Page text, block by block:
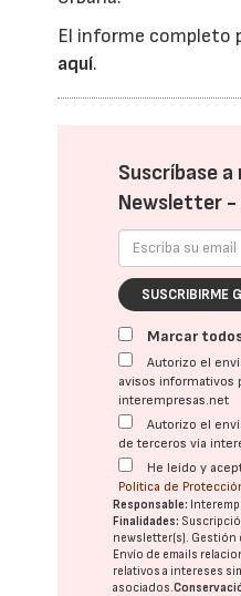
El informe completo
aquí.
Suscríbase
Newsletter -
SUSCRIBIRME
Marcar
Autorizo el
avisos informativos
interempresas.net
Autorizo el
de terceros vía
He leído y
Política de
Responsable:
Finalidades:
newsletter(s). Gestión
Envío de emails
relativos a intereses
asociados.